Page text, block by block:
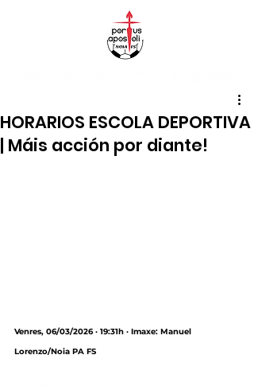
HORARIOS ESCOLA DEPORTIVA
| Máis acción por diante!
Venres, 06/03/2026 · 19:31h · Imaxe: Manuel
Lorenzo/Noia PA FS